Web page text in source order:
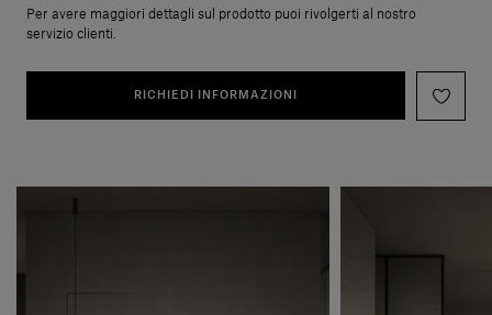
Per avere maggiori dettagli sul prodotto puoi rivolgerti al nostro
servizio clienti.
RICHIEDI INFORMAZIONI